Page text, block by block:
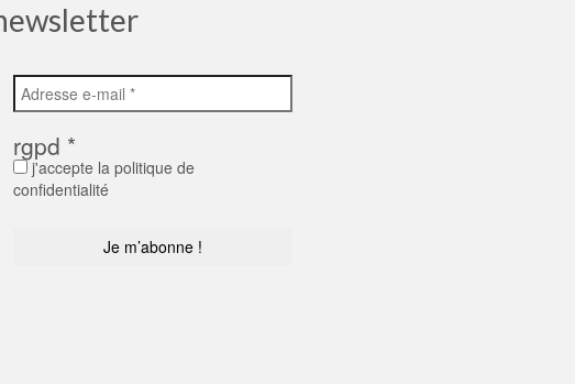
rgpd *
j'accepte la politique de
confidentialité